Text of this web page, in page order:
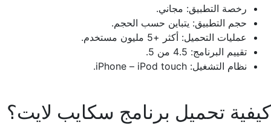
رخصة التطبيق: مجاني.
حجم التطبيق: يتباين حسب الحجم.
عمليات التحميل: أكثر +5 مليون مستخدم.
تقييم البرنامج: 4.5 من 5.
نظام التشغيل: iPhone – iPod touch.
كيفية تحميل برنامج سكايب لايت؟